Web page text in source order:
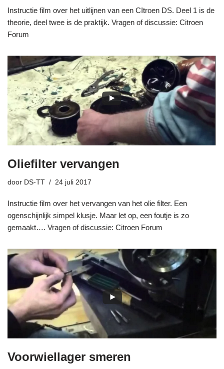
Instructie film over het uitlijnen van een CItroen DS. Deel 1 is de
theorie, deel twee is de praktijk. Vragen of discussie: Citroen
Forum
Oliefilter vervangen
door DS-TT 24 juli 2017
Instructie film over het vervangen van het olie filter. Een
ogenschijnlijk simpel klusje. Maar let op, een foutje is zo
gemaakt…. Vragen of discussie: Citroen Forum
Voorwiellager smeren